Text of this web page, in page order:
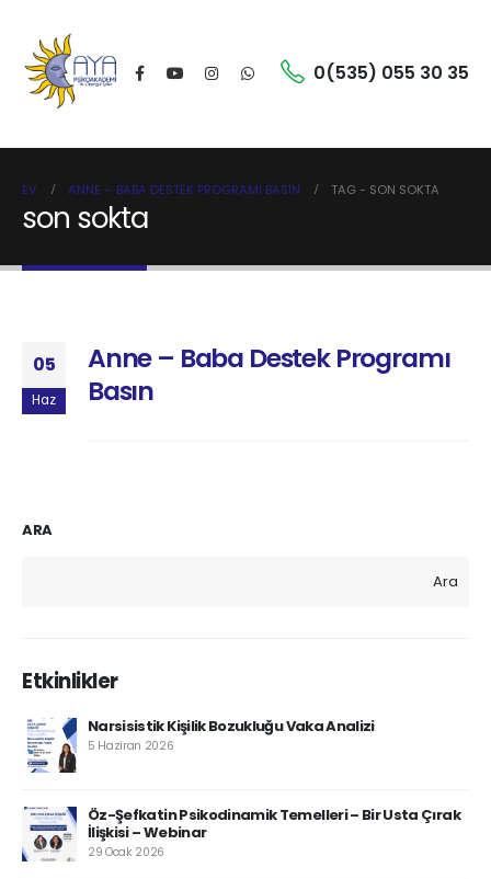
0(535) 055 30 35
EV ANNE – BABA DESTEK PROGRAMI BASIN TAG - SON SOKTA
son sokta
05
Haz
Anne – Baba Destek Programı
Basın
ARA
Ara
Etkinlikler
Narsisistik Kişilik Bozukluğu Vaka Analizi
5 Haziran 2026
Öz-Şefkatin Psikodinamik Temelleri – Bir Usta Çırak
İlişkisi – Webinar
29 Ocak 2026